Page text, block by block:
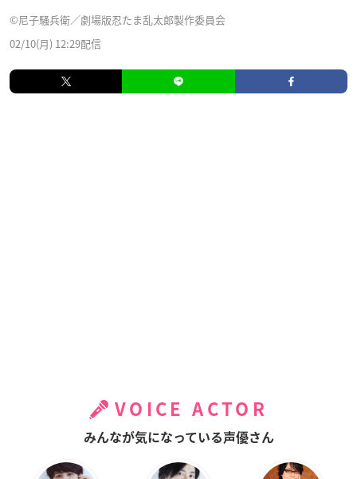
©尼子騒兵衛／劇場版忍たま乱太郎製作委員会
02/10(月) 12:29配信
VOICE ACTOR
みんなが気になっている声優さん